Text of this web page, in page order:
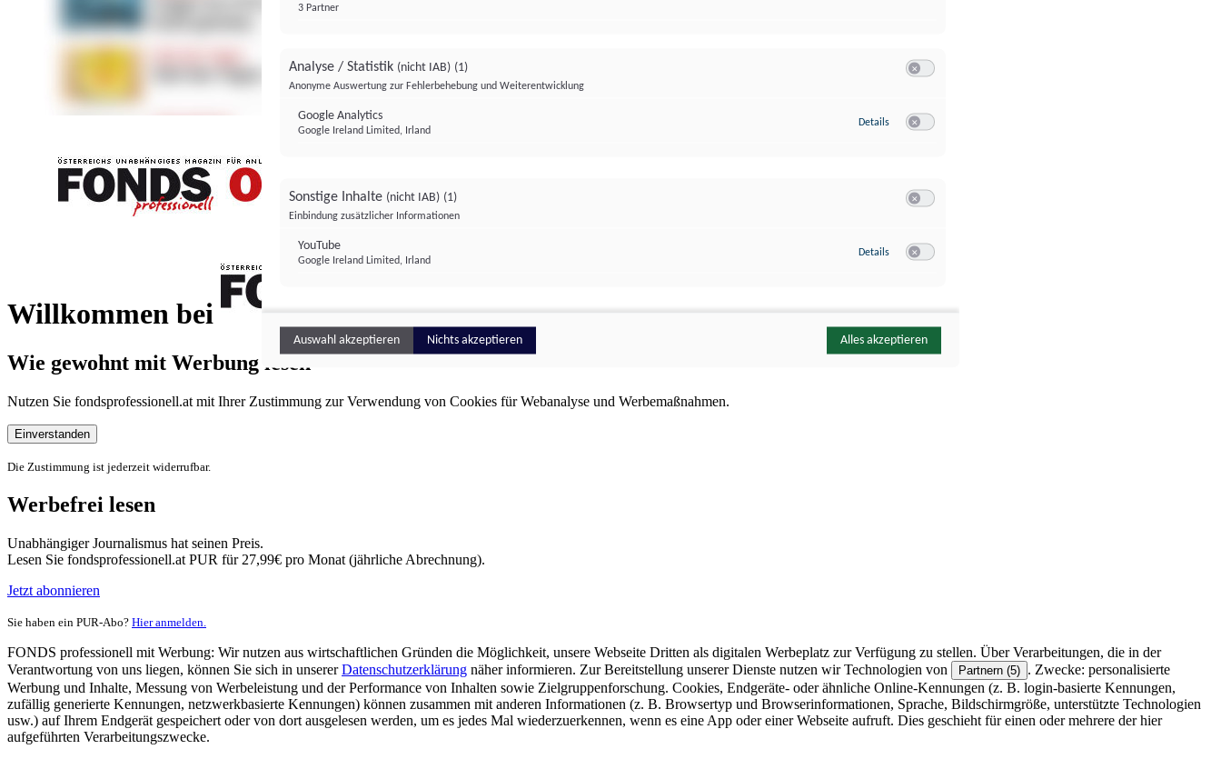
Willkommen bei
FONDS professionell
Wie gewohnt mit Werbung lesen
Nutzen Sie fondsprofessionell.at mit Ihrer Zustimmung zur Verwendung von Cookies für Webanalyse und Werbemaßnahmen.
Einverstanden
Die Zustimmung ist jederzeit widerrufbar.
Werbefrei lesen
Unabhängiger Journalismus hat seinen Preis.
Lesen Sie fondsprofessionell.at PUR für 27,99€ pro Monat (jährliche Abrechnung).
Jetzt abonnieren
Sie haben ein PUR-Abo? Hier anmelden.
FONDS professionell mit Werbung: Wir nutzen aus wirtschaftlichen Gründen die Möglichkeit, unsere Webseite Dritten als digitalen Werbeplatz zur Verfügung zu stellen. Über Verarbeitungen, die in der
Verantwortung von uns liegen, können Sie sich in unsererDatenschutzerklärung näher informieren. Zur Bereitstellung unserer Dienste nutzen wir Technologien von Partnern (5) . Zwecke: personalisierte
Werbung und Inhalte, Messung von Werbeleistung und der Performance von Inhalten sowie Zielgruppenforschung. Cookies, Endgeräte- oder ähnliche Online-Kennungen (z. B. login-basierte Kennungen,
zufällig generierte Kennungen, netzwerkbasierte Kennungen) können zusammen mit anderen Informationen (z. B. Browsertyp und Browserinformationen, Sprache, Bildschirmgröße, unterstützte Technologien
usw.) auf Ihrem Endgerät gespeichert oder von dort ausgelesen werden, um es jedes Mal wiederzuerkennen, wenn es eine App oder einer Webseite aufruft. Dies geschieht für einen oder mehrere der hier
aufgeführten Verarbeitungszwecke.
3 Partner
Analyse / Statistik (nicht IAB) (1)
Anonyme Auswertung zur Fehlerbehebung und Weiterentwicklung
Google Analytics
Google Ireland Limited, Irland
Details zu Google Analytics
Sonstige Inhalte (nicht IAB) (1)
Einbindung zusätzlicher Informationen
YouTube
Google Ireland Limited, Irland
Details zu YouTube
Auswahl akzeptieren Nichts akzeptieren Alles akzeptieren